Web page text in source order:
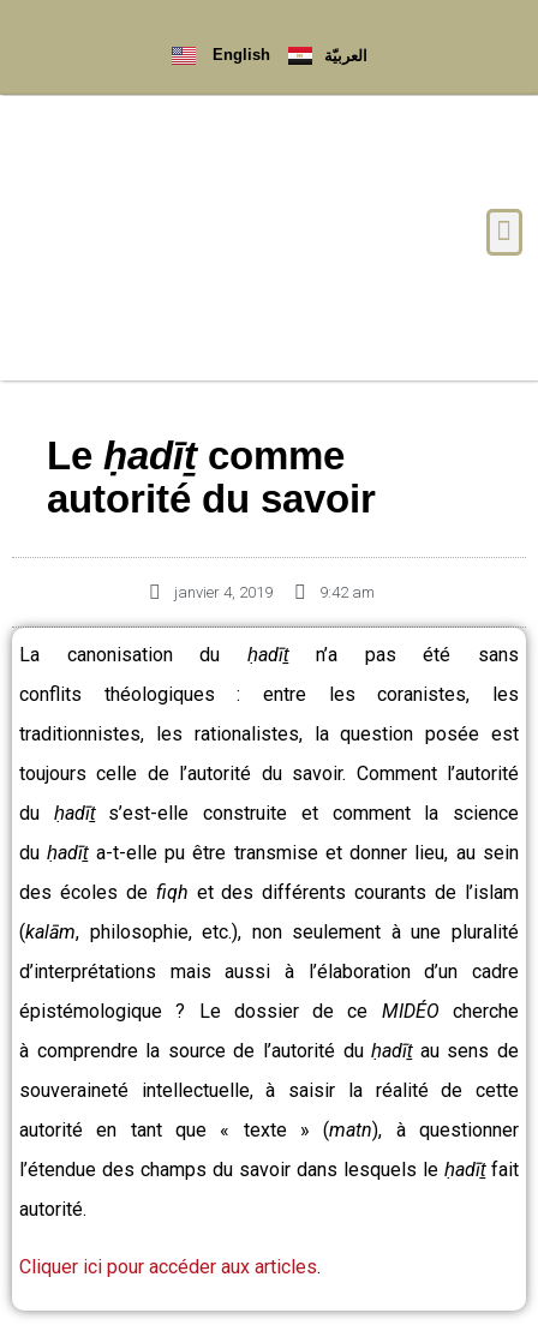
English العربيّة
Le ḥadīṯcomme
autorité du savoir
janvier 4, 2019 9:42 am
La canonisation duḥadīṯn’a pas été sans
conflits théologiques : entre les coranistes, les
traditionnistes, les rationalistes, la question posée est
toujours celle de l’autorité du savoir. Comment l’autorité
du ḥadīṯs’est-elle construite et comment la science
duḥadīṯa-t-elle pu être transmise et donner lieu, au sein
des écoles de fiqh et des différents courants de l’islam
(kalām, philosophie, etc.), non seulement à une pluralité
d’interprétations mais aussi à l’élaboration d’un cadre
épistémologique ? Le dossier de ce MIDÉOcherche
à comprendre la source de l’autorité duḥadīṯau sens de
souveraineté intellectuelle, à saisir la réalité de cette
autorité en tant que « texte » (matn), à questionner
l’étendue des champs du savoir dans lesquels le ḥadīṯfait
autorité.
Cliquer ici pour accéder aux articles.